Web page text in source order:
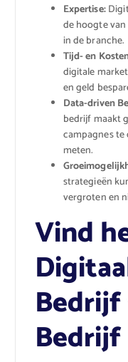
Expertise:
de hoogte
in de branche.
Tijd- en
digitale
en geld
Data-driven
bedrijf maakt
campagnes
meten.
strategieën
vergroten en
Vind
Bedrijf